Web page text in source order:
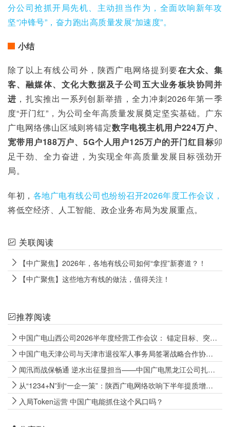
分公司抢抓开局先机、主动担当作为，全面吹响新年攻
坚“冲锋号”，奋力跑出高质量发展“加速度”。
小结
除了以上有线公司外，陕西广电网络提到要在大众、集
客、融媒体、文化大数据及子公司五大业务板块协同并
进 ，扎实推出一系列创新举措，全力冲刺2026年第一季
度“开门红”，为公司全年高质量发展奠定坚实基础。广东
广电网络佛山区域则将锚定数字电视主机用户224万户、
宽带用户188万户、5G个人用户125万户的开门红目标卯
足干劲、全力奋进，为实现全年高质量发展目标强劲开
局。
年初， 各地广电有线公司也纷纷召开2026年度工作会议，
将低空经济、人工智能、政企业务布局为发展重点。
关联阅读
【中广聚焦】2026年，各地有线公司如何“拿捏”新赛道？！
【中广聚焦】这些地方有线的做法，值得关注！
推荐阅读
中国广电山西公司2026半年度经营工作会议： 锚定目标、突出重点，坚决打好经营攻坚战
中国广电天津公司与天津市退役军人事务局签署战略合作协议，以“智慧广电+融合服务”全方位融入社会化拥军阵营
闻汛而战保畅通 逆水出征显担当——中国广电黑龙江公司扎实开展2026年汛期防汛保通工作
从“1234+N”到“一企一策”：陕西广电网络吹响下半年提质增效冲锋号
入局Token运营 中国广电能抓住这个风口吗？